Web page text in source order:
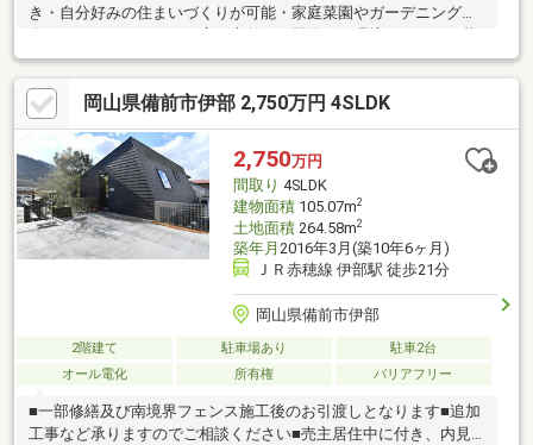
き・自分好みの住まいづくりが可能・家庭菜園やガーデニングも
楽しめます・ゆとりある広い庭付き・閑静な住環境でのんびり暮
らせます
岡山県備前市伊部 2,750万円 4SLDK
2,750万円
間取り 4SLDK
建物面積105.07m2
土地面積264.58m2
築年月 2016年3月(築10年6ヶ月)
ＪＲ赤穂線 伊部駅 徒歩21分
岡山県備前市伊部
2階建て 駐車場あり
駐車2台
オール電化
所有権 バリアフリー
■一部修繕及び南境界フェンス施工後のお引渡しとなります■追加
工事など承りますのでご相談ください■売主居住中に付き、内見